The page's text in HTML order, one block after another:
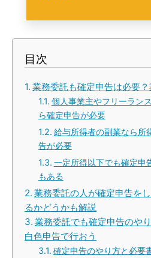
目次
業務委託も確定申告は必要
個人事業主やフリーラン
ら確定申告が必要
給与所得者の副業なら所
告が必要
一定所得以下でも確定申
もある
業務委託の人が確定申告を
るかどうかも解説
業務委託でも確定申告のや
白色申告で行おう
確定申告のやり方と必要